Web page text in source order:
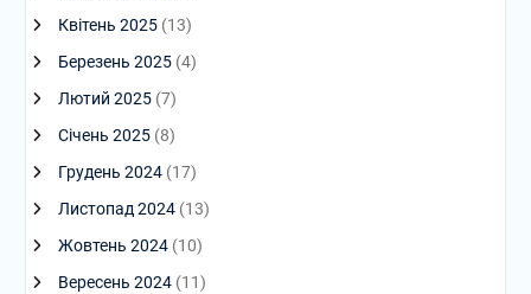
Квітень 2025(13)
Березень 2025(4)
Лютий 2025(7)
Січень 2025(8)
Грудень 2024(17)
Листопад 2024(13)
Жовтень 2024(10)
Вересень 2024(11)